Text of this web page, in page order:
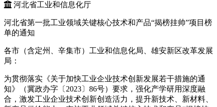
河北省工业和信息化厅
河北省第一批工业领域关键核心技术和产品“揭榜挂帅”项目榜
单的通知
各市（含定州、辛集市）工业和信息化局、雄安新区改革发展
局：
为贯彻落实《关于加快工业企业技术创新发展若干措施的通
知》（冀政办字〔2023〕86号）要求，强化产学研用深度融
合，激发工业企业技术创新创造活力，提升新技术、新材料、